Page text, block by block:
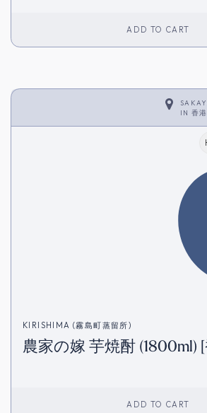
ADD TO CART
IN 香港
KIRISHIMA (霧島町蒸留所)
農家の嫁 芋焼酎 (1800ml)
ADD TO CART